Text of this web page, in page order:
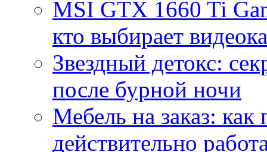
MSI GTX 1660 Ti
кто выбирает
Звездный детокс:
после бурной ночи
Мебель на заказ:
действительно